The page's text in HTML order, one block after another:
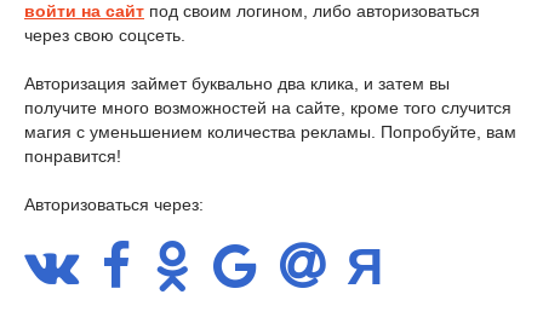
войти на сайт под своим логином, либо авторизоваться
через свою соцсеть.
Авторизация займет буквально два клика, и затем вы
получите много возможностей на сайте, кроме того случится
магия с уменьшением количества рекламы. Попробуйте, вам
понравится!
Авторизоваться через: